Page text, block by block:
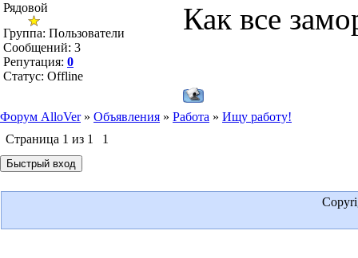
Рядовой
Группа: Пользователи
Сообщений: 3
Репутация: 0
Статус: Offline
Как все
Форум AlloVer » Объявления » Работа » Ищу работу!
Страница 1 из 1 1